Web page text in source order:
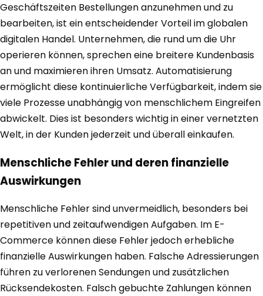
Geschäftszeiten Bestellungen anzunehmen und zu
bearbeiten, ist ein entscheidender Vorteil im globalen
digitalen Handel. Unternehmen, die rund um die Uhr
operieren können, sprechen eine breitere Kundenbasis
an und maximieren ihren Umsatz. Automatisierung
ermöglicht diese kontinuierliche Verfügbarkeit, indem sie
viele Prozesse unabhängig von menschlichem Eingreifen
abwickelt. Dies ist besonders wichtig in einer vernetzten
Welt, in der Kunden jederzeit und überall einkaufen.
Menschliche Fehler und deren finanzielle
Auswirkungen
Menschliche Fehler sind unvermeidlich, besonders bei
repetitiven und zeitaufwendigen Aufgaben. Im E-
Commerce können diese Fehler jedoch erhebliche
finanzielle Auswirkungen haben. Falsche Adressierungen
führen zu verlorenen Sendungen und zusätzlichen
Rücksendekosten. Falsch gebuchte Zahlungen können